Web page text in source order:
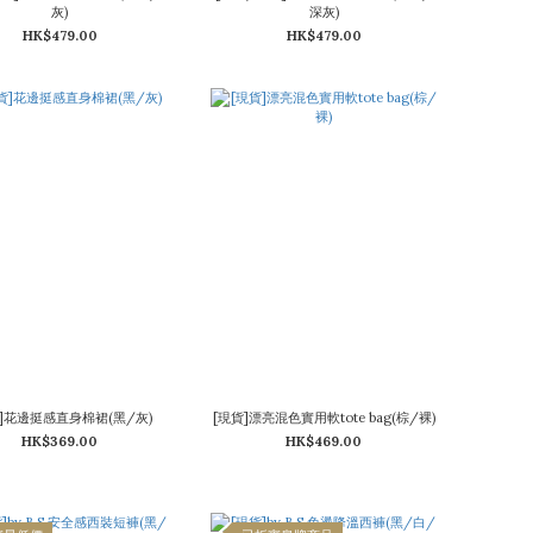
灰)
HK$479.00
深灰)
HK$479.00
邊挺感直身棉裙(黑/灰)
HK$369.00
[現貨]漂亮混色實用軟tote bag(棕/裸)
HK$469.00